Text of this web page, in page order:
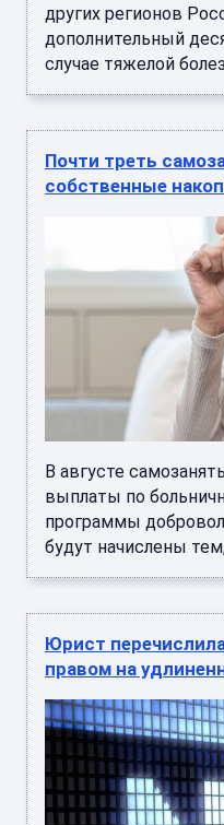
других регионов
дополнительный
случае тяжелой
Почти треть
собственные
В августе
выплаты по
программы
будут начислены
Юрист
правом на